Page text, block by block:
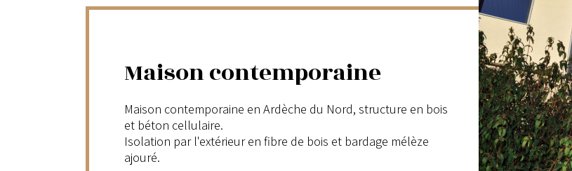
Maison contemporaine
Maison contemporaine en Ardèche du Nord, structure en bois
et béton cellulaire.
Isolation par l'extérieur en fibre de bois et bardage mélèze
ajouré.